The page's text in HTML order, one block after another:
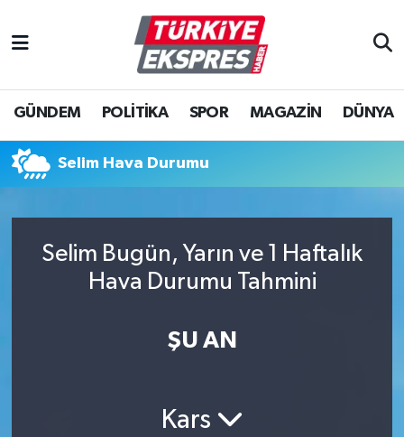
GÜNDEM POLİTİKA SPOR MAGAZİN DÜNYA
Selim Hava Durumu
Selim Bugün, Yarın ve 1 Haftalık
Hava Durumu Tahmini
ŞU AN
Kars
İstanbul Nöbetçi Eczaneler
İstanbul Hava Durumu
İstanbul Namaz Vakitleri
Süper Lig Puan Durumu ve Fikstür
Son Dakika Haberleri